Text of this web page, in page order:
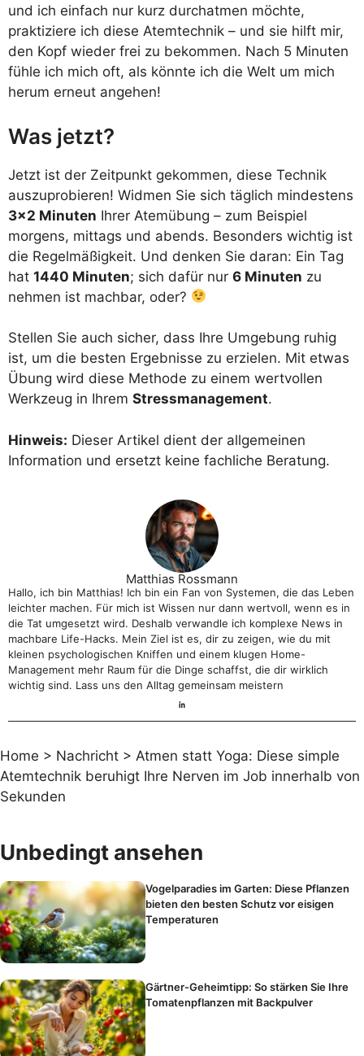
und ich einfach nur kurz durchatmen möchte,
praktiziere ich diese Atemtechnik – und sie hilft mir,
den Kopf wieder frei zu bekommen. Nach 5 Minuten
fühle ich mich oft, als könnte ich die Welt um mich
herum erneut angehen!
Was jetzt?
Jetzt ist der Zeitpunkt gekommen, diese Technik
auszuprobieren! Widmen Sie sich täglich mindestens
3×2 Minuten Ihrer Atemübung – zum Beispiel
morgens, mittags und abends. Besonders wichtig ist
die Regelmäßigkeit. Und denken Sie daran: Ein Tag
hat 1440 Minuten; sich dafür nur 6 Minuten zu
nehmen ist machbar, oder?
Stellen Sie auch sicher, dass Ihre Umgebung ruhig
ist, um die besten Ergebnisse zu erzielen. Mit etwas
Übung wird diese Methode zu einem wertvollen
Werkzeug in Ihrem Stressmanagement.
Hinweis: Dieser Artikel dient der allgemeinen
Information und ersetzt keine fachliche Beratung.
Matthias Rossmann
Hallo, ich bin Matthias! Ich bin ein Fan von Systemen, die das Leben
leichter machen. Für mich ist Wissen nur dann wertvoll, wenn es in
die Tat umgesetzt wird. Deshalb verwandle ich komplexe News in
machbare Life-Hacks. Mein Ziel ist es, dir zu zeigen, wie du mit
kleinen psychologischen Kniffen und einem klugen Home-
Management mehr Raum für die Dinge schaffst, die dir wirklich
wichtig sind. Lass uns den Alltag gemeinsam meistern
Home > Nachricht > Atmen statt Yoga: Diese simple
Atemtechnik beruhigt Ihre Nerven im Job innerhalb von
Sekunden
Unbedingt ansehen
Vogelparadies im Garten: Diese Pflanzen
bieten den besten Schutz vor eisigen
Temperaturen
Gärtner-Geheimtipp: So stärken Sie Ihre
Tomatenpflanzen mit Backpulver